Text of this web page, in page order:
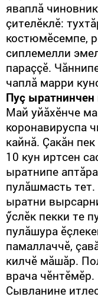
яваплă
çителӗклӗ:
костюмӗсемпе,
сиплемелли
параççӗ.
чаплă марри
Пуç ыратнинчен
Май уйăхӗнче
коронавируспа
кайнă. Çакăн
10 кун иртсен
ыратнипе
пулăшмасть
ыратни
ӳслӗк пекки те
пулăшура
памаллаччӗ,
килчӗ мăшăр.
врача
Сывланине